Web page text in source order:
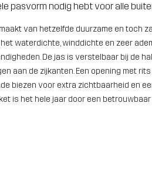
pasvorm nodig hebt voor alle
van hetzelfde duurzame en toch
waterdichte, winddichte en zeer
De jas is verstelbaar bij de
aan de zijkanten. Een opening met
biezen voor extra zichtbaarheid en
is het hele jaar door een